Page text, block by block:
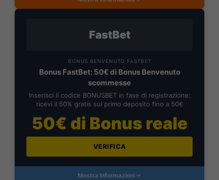
FastBet
BONUS BENVENUTO FASTBET
Bonus FastBet: 50€ di Bonus Benvenuto
scommesse
Inserisci il codice BONUSBET in fase di registrazione:
ricevi il 50% gratis sul primo deposito fino a 50€
50€ di Bonus reale
VERIFICA
Mostra Informazioni